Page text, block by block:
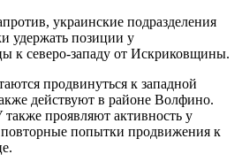
украинские подразделения
удержать позиции у
к северо-западу от Искриковщины.
продвинуться к западной
действуют в районе Волфино.
проявляют активность у
попытки продвижения к